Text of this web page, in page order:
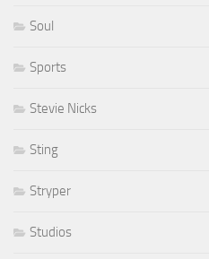
Soul
Sports
Stevie Nicks
Sting
Stryper
Studios